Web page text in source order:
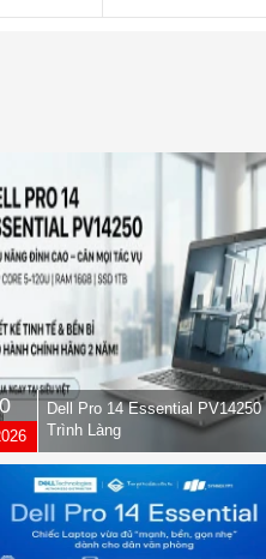
Dell Pro 14 Essential PV14250
Trình Làng